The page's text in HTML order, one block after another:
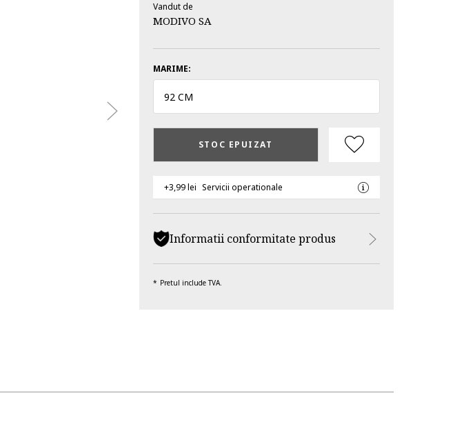
Vandut de
MODIVO SA
MARIME:
92 CM
STOC EPUIZAT
+3,99 lei Servicii operationale
Informatii conformitate produs
Pretul include TVA.